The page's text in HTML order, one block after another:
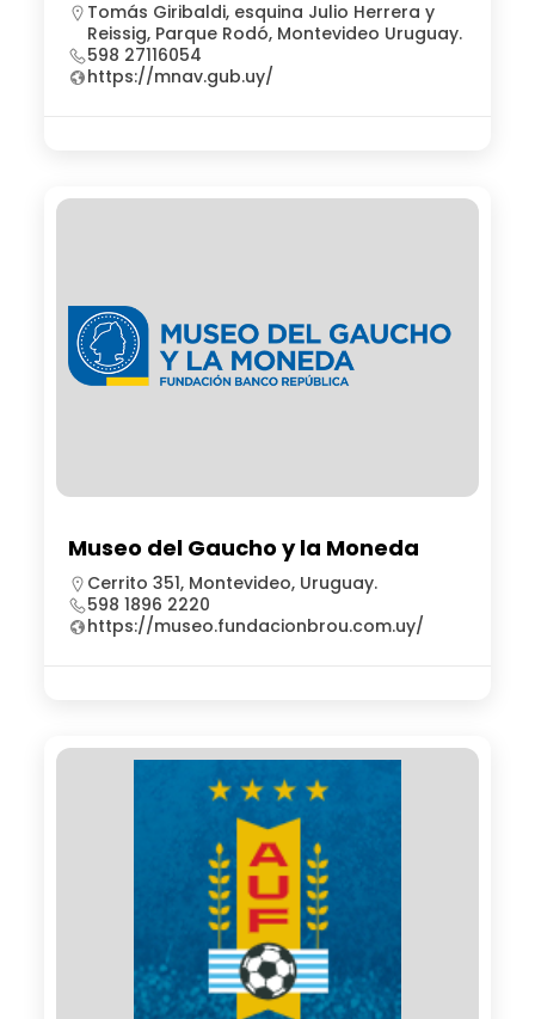
Tomás Giribaldi, esquina Julio Herrera y
Reissig, Parque Rodó, Montevideo Uruguay.
598 27116054
https://mnav.gub.uy/
Museo del Gaucho y la Moneda
Cerrito 351, Montevideo, Uruguay.
598 1896 2220
https://museo.fundacionbrou.com.uy/